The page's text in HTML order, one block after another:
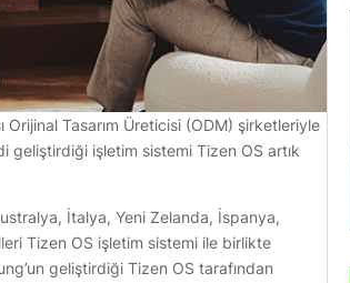
Tasarım Üreticisi (ODM) şirketleriyle
geliştirdiği işletim sistemi Tizen OS artık
İtalya, Yeni Zelanda, İspanya,
Tizen OS işletim sistemi ile birlikte
geliştirdiği Tizen OS tarafından